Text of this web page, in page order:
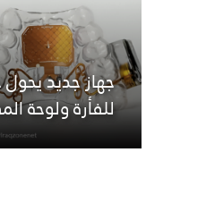
جهاز جديد
للفأرة ولوحة